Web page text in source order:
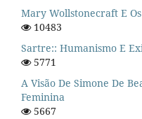
Mary Wollstonecraft E
10483
Sartre:: Humanismo E
5771
A Visão De Simone De
Feminina
5667